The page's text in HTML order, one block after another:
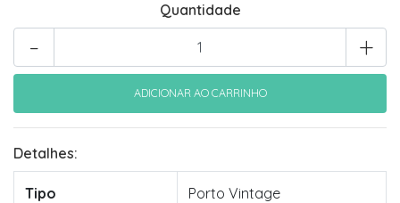
Quantidade
+
-
Detalhes:
Tipo Porto Vintage